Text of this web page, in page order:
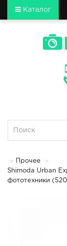
Каталог
Прочее
Shimoda Urban
фототехники